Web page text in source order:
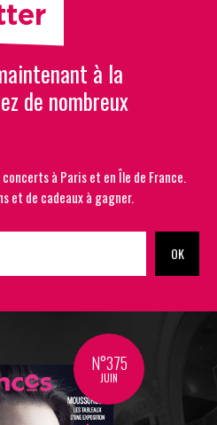
à la
de nombreux
à Paris et en Île de France.
et de cadeaux à gagner.
OK
N°375
JUIN